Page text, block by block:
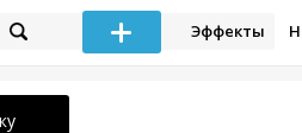
Эффекты